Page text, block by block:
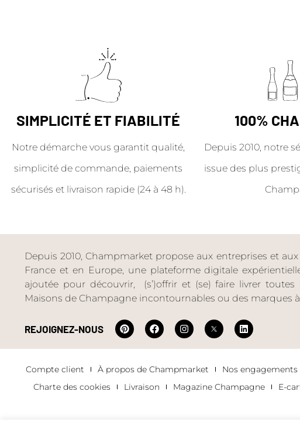
SIMPLICITÉ ET FIABILITÉ
Notre démarche vous garantit qualité,
simplicité de commande, paiements
sécurisés et livraison rapide (24 à 48 h).
100%
Depuis 2010, notre
issue des plus
Depuis 2010, Champmarket propose aux entreprises et
France et en Europe, une plateforme digitale
ajoutée pour découvrir, (s’)offrir et (se) faire livrer toutes
Maisons de Champagne incontournables ou des marques
REJOIGNEZ-NOUS
Compte client À propos de Champmarket Nos engagements
Charte des cookies
Livraison Magazine Champagne E-